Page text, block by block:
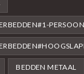
BEDDEN METAAL